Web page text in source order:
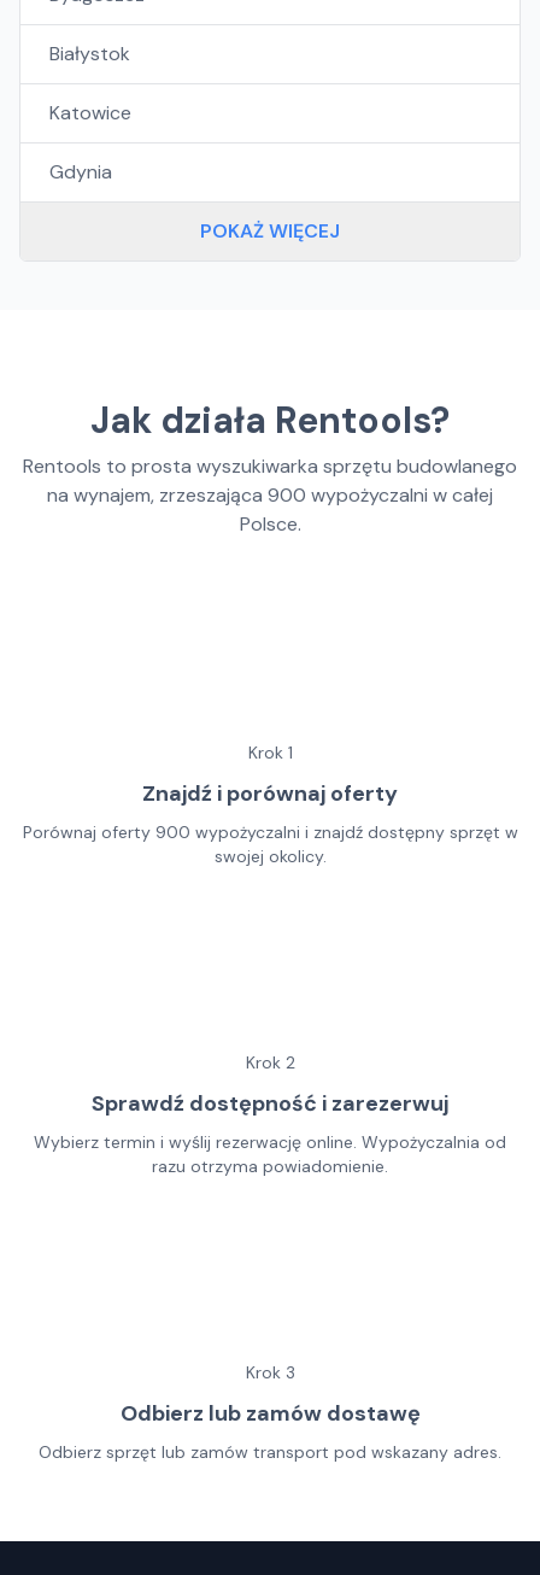
Białystok
Katowice
Gdynia
POKAŻ WIĘCEJ
Jak działa Rentools?
Rentools to prosta wyszukiwarka sprzętu budowlanego
na wynajem, zrzeszająca 900 wypożyczalni w całej
Polsce.
Krok 1
Znajdź i porównaj oferty
Porównaj oferty 900 wypożyczalni i znajdź dostępny sprzęt w
swojej okolicy.
Krok 2
Sprawdź dostępność i zarezerwuj
Wybierz termin i wyślij rezerwację online. Wypożyczalnia od
razu otrzyma powiadomienie.
Krok 3
Odbierz lub zamów dostawę
Odbierz sprzęt lub zamów transport pod wskazany adres.